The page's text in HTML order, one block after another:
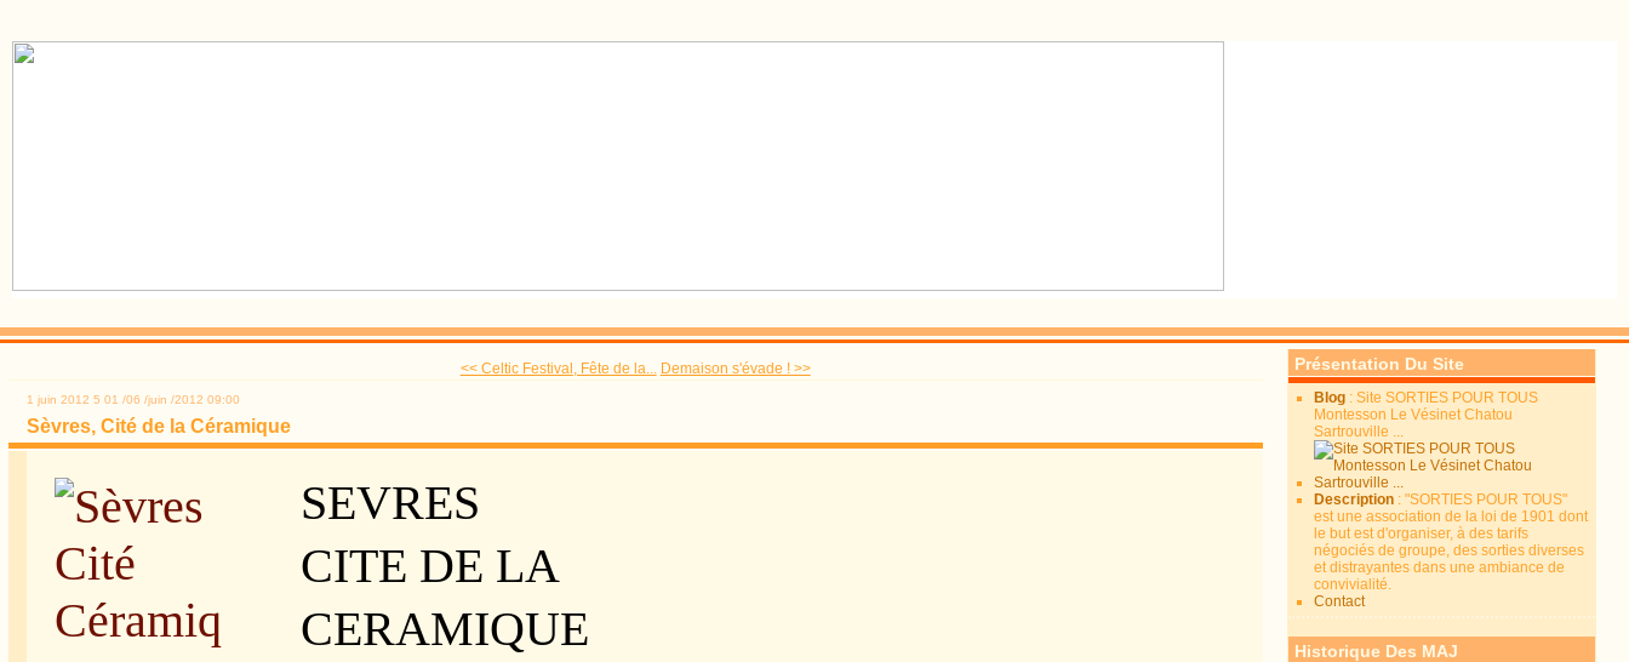
<< Celtic Festival, Fête de la... Demaison s'évade ! >>
1 juin 2012 5 01 /06 /juin /2012 09:00
Sèvres, Cité de la Céramique
SEVRES
CITE DE LA
CERAMIQUE
Présentation Du Site
Blog : Site SORTIES POUR TOUS
Montesson Le Vésinet Chatou
Sartrouville ...
Description : "SORTIES POUR TOUS"
est une association de la loi de 1901 dont
le but est d'organiser, à des tarifs
négociés de groupe, des sorties diverses
et distrayantes dans une ambiance de
convivialité.
Contact
Historique Des MAJ